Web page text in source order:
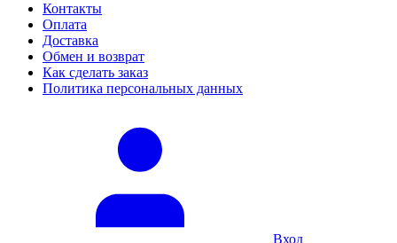
Контакты
Оплата
Доставка
Обмен и возврат
Как сделать заказ
Политика персональных данных
Вход